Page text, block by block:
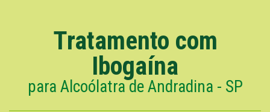
Tratamento com
Ibogaína
para Alcoólatra de Andradina - SP